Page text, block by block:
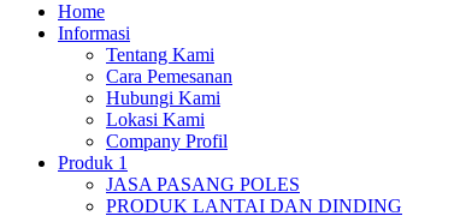
Home
Informasi
Tentang Kami
Cara Pemesanan
Hubungi Kami
Lokasi Kami
Company Profil
Produk 1
JASA PASANG POLES
PRODUK LANTAI DAN DINDING